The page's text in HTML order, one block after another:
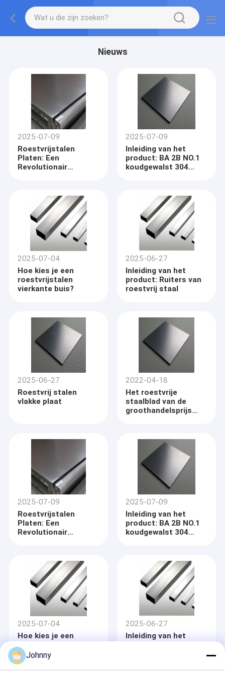
Nieuws
2025-07-09
Roestvrijstalen
Platen: Een
Revolutionair
Verbetert
2025-07-09
Inleiding van het
product: BA 2B NO.1
koudgewalst 304
2025-07-04
Hoe kies je een
roestvrijstalen
vierkante buis?
2025-06-27
Inleiding van het
product: Ruiters van
roestvrij staal
2025-06-27
Roestvrij stalen
vlakke plaat
2022-04-18
Het roestvrije
staalblad van de
groothandelsprijs
2025-07-09
Roestvrijstalen
Platen: Een
Revolutionair
Verbetert
2025-07-09
Inleiding van het
product: BA 2B NO.1
koudgewalst 304
2025-07-04
Hoe kies je een
roestvrijstalen
vierkante buis?
2025-06-27
Inleiding van het
Johnny